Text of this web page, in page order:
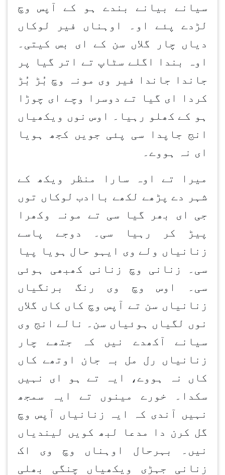
سیانے بیانے بندے ہو کے آپس وچ
لڑدے پئے او۔ اوہناں فیر لوکاں
دیاں چار گلاں سن کے ای بس کیتی۔
اوہ بندا اگلے سٹاپ تے اتر گیا پر
جاندا جاندا فیر وی مونہ وچ بُڑ بُڑ
کردا ای گیا تے دوسرا وچے ای چوڑا
ہو کے کھلو رہیا۔ اوس نوں ویکھیاں
انج جاپدا سی پئی جویں کجھ ہویا
ای نہ ہووے۔
میرا تے اوہ سارا منظر ویکھ کے
شہر دے پڑھے لکھے باادب لوکاں توں
جی ای بھر گیا سی تے مونہ وکھرا
پیڑ کر رہیا سی۔ دوجے پاسے
زنانیاں ولے وی ایہو حال ہویا پیا
سی۔ زنانی وچ زنانی کھبھی ہوئی
سی۔ اوس وچ وی رنگ برنگیاں
زنانیاں سن تے آپس وچ کاں کاں گلاں
نوں لگیاں ہوئیاں سن۔ نالے انج وی
سیانے آکھدے نیں کہ جتھے چار
زنانیاں رل مل بہ جان اوتھے کاں
کاں نہ ہووے، ایہ تے ہو ای نہیں
سکدا۔ خورے مینوں تے ایہ سمجھ
نہیں آندی کہ ایہ زنانیاں آپس وچ
گل کرن دا مدعا لبھ کویں لیندیاں
نیں۔ بہرحال اوہناں وچ وی اک
زنانی جہڑی ویکھیاں چنگی بھلی